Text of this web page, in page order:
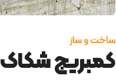
ساخت و ساز
کمبریج شکاک